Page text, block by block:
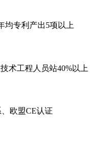
均专利产出5项以上
术工程人员站40%以上
欧盟CE认证